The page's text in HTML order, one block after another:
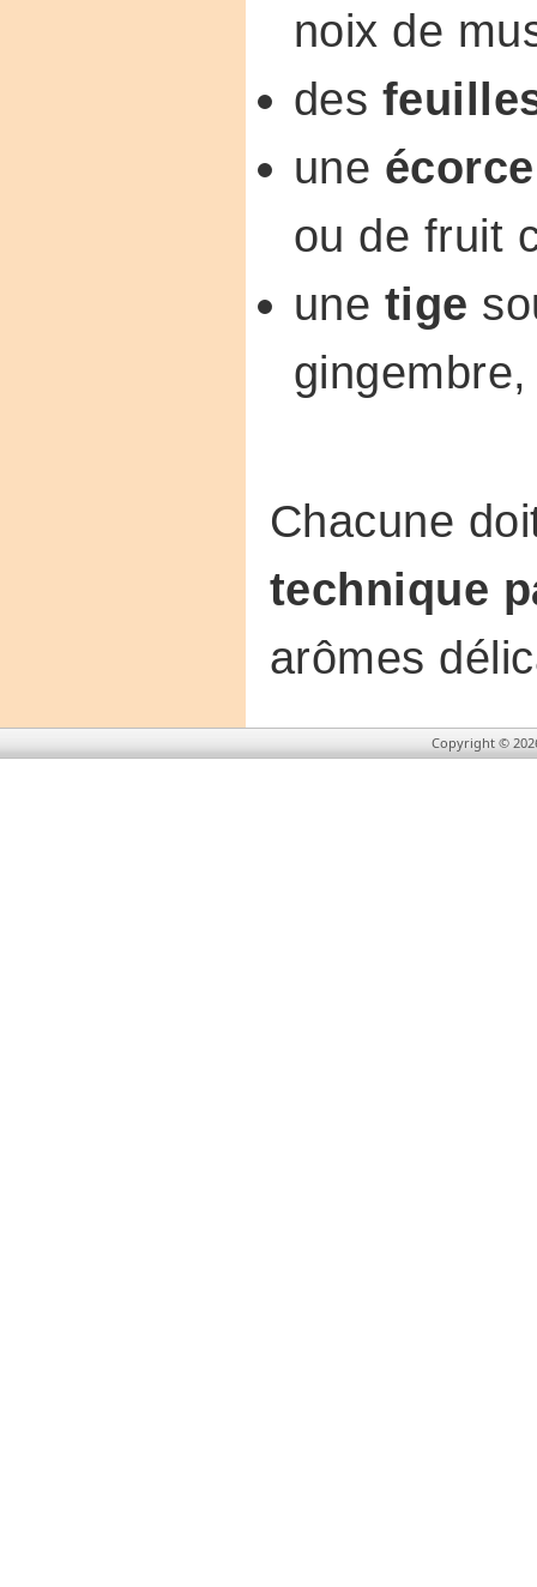
noix de
des
une écorce
ou de fruit
une tige
Chacune
technique
arômes
Copyright ©